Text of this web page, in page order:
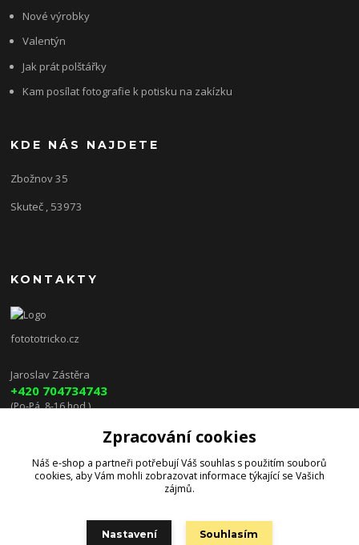
Nové výrobky
Valentýn
Jak prát polštářky
Kam posílat fotografie k potisku na zakízku
KDE NÁS NAJDETE
Zbožnov 35
Skuteč , 53973
KONTAKTY
fotototricko.cz
Jaroslav Zástěra
+420 704734743
(Po-Pá, 8-16 hod.)
lenkazasterova@centrum.cz
Zpracování cookies
Náš e-shop a partneři potřebují Váš souhlas s použitím souborů
cookies, aby Vám mohli zobrazovat informace týkající se Vašich
zájmů.
Nastavení Souhlasím